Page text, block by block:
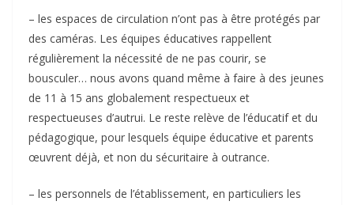
– les espaces de circulation n’ont pas à être protégés par
des caméras. Les équipes éducatives rappellent
régulièrement la nécessité de ne pas courir, se
bousculer… nous avons quand même à faire à des jeunes
de 11 à 15 ans globalement respectueux et
respectueuses d’autrui. Le reste relève de l’éducatif et du
pédagogique, pour lesquels équipe éducative et parents
œuvrent déjà, et non du sécuritaire à outrance.
– les personnels de l’établissement, en particuliers les